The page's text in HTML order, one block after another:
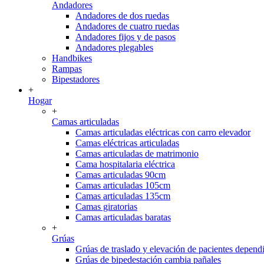
Andadores
Andadores de dos ruedas
Andadores de cuatro ruedas
Andadores fijos y de pasos
Andadores plegables
Handbikes
Rampas
Bipestadores
+
Hogar
+
Camas articuladas
Camas articuladas eléctricas con carro elevador
Camas eléctricas articuladas
Camas articuladas de matrimonio
Cama hospitalaria eléctrica
Camas articuladas 90cm
Camas articuladas 105cm
Camas articuladas 135cm
Camas giratorias
Camas articuladas baratas
+
Grúas
Grúas de traslado y elevación de pacientes
Grúas de bipedestación cambia pañales